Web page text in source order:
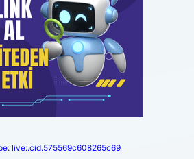
live:.cid.575569c608265c69